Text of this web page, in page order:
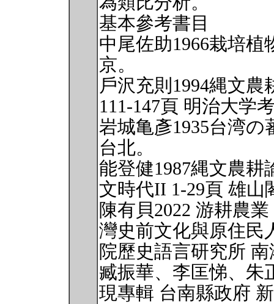
基本參考書目
中尾佐助1966栽培
京。
戶沢充則1994縄文
111-147頁 明治大学
岩城亀彥1935台湾
台北。
能登健1987縄文農
文時代II 1-29頁 雄山
陳有貝2022 游耕農
灣史前文化與原住民
院歷史語言研究所 南
臧振華、李匡悌、朱
現專輯 台南縣政府